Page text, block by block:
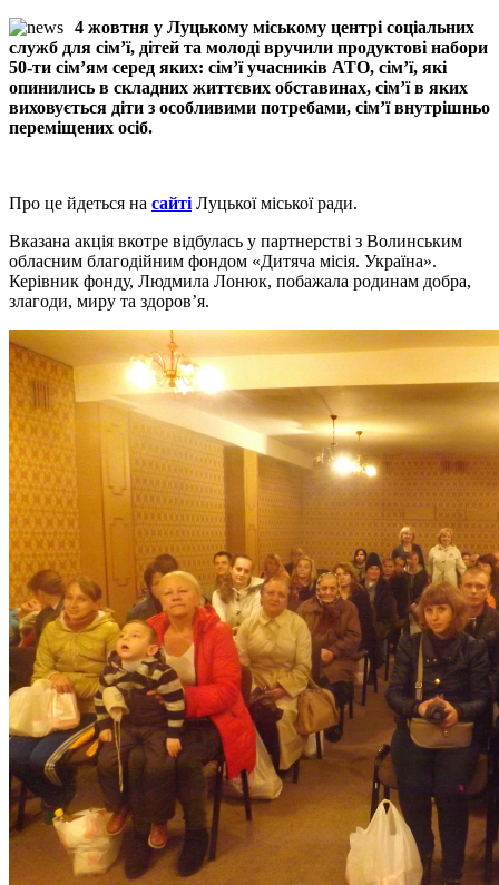
4 жовтня у Луцькому міському центрі соціальних
служб для сім’ї, дітей та молоді вручили продуктові набори
50-ти сім’ям серед яких: сім’ї учасників АТО, сім’ї, які
опинились в складних життєвих обставинах, сім’ї в яких
виховується діти з особливими потребами, сім’ї внутрішньо
переміщених осіб.
Про це йдеться на сайті Луцької міської ради.
Вказана акція вкотре відбулась у партнерстві з Волинським
обласним благодійним фондом «Дитяча місія. Україна».
Керівник фонду, Людмила Лонюк, побажала родинам добра,
злагоди, миру та здоров’я.